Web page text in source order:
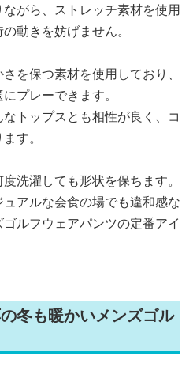
がら、ストレッチ素材を使用
動きを妨げません。
を保つ素材を使用しており、
プレーできます。
トップスとも相性が良く、コ
す。
洗濯しても形状を保ちます。
アルな会食の場でも違和感な
ルフウェアパンツの定番アイ
冬も暖かいメンズゴル